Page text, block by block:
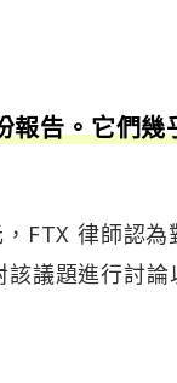
告。它們幾
FTX 律師認為
議題進行討論